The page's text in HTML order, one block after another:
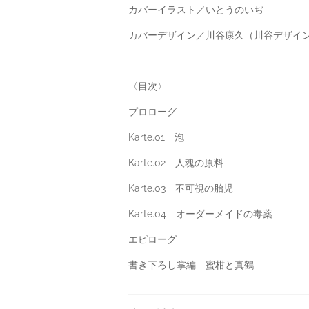
カバーイラスト／いとうのいぢ
カバーデザイン／川谷康久（川谷デザイ
〈目次〉
プロローグ
Karte.01 泡
Karte.02 人魂の原料
Karte.03 不可視の胎児
Karte.04 オーダーメイドの毒薬
エピローグ
書き下ろし掌編 蜜柑と真鶴